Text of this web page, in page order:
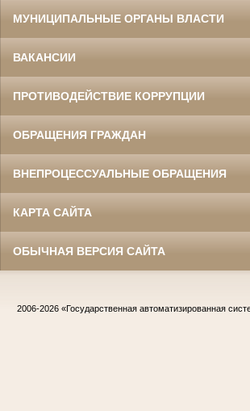
МУНИЦИПАЛЬНЫЕ ОРГАНЫ ВЛАСТИ
ВАКАНСИИ
ПРОТИВОДЕЙСТВИЕ КОРРУПЦИИ
ОБРАЩЕНИЯ ГРАЖДАН
ВНЕПРОЦЕССУАЛЬНЫЕ ОБРАЩЕНИЯ
КАРТА САЙТА
ОБЫЧНАЯ ВЕРСИЯ САЙТА
2006-2026 «Государственная автоматизированная